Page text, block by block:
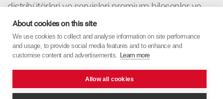
distribütörleri ve servisleri premium bileşenler ve
yerel uzmanlıkla destekler. OEM’den Aftermarket’e
kadarKYBAvrupa, Japon hassasiyetini Avrupa
odağıyla birleştirir.
About cookies on this site
We use cookies to collect and analyse information on site performance
and usage, to provide social media features and to enhance and
customise content and advertisements. Learn more
Allow all cookies